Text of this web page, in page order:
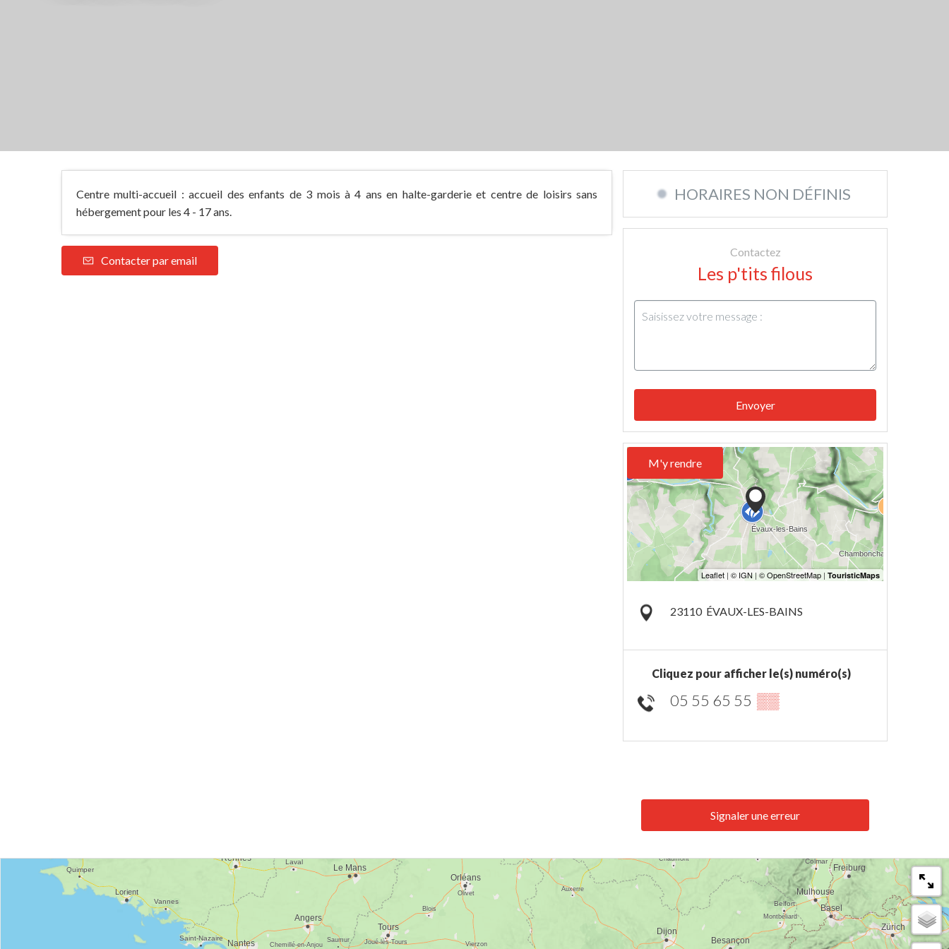
Centre multi-accueil : accueil des enfants de 3 mois à 4 ans en halte-garderie et centre de loisirs sans
hébergement pour les 4 - 17 ans.
Contacter par email
HORAIRES NON DÉFINIS
Contactez
Les p'tits filous
Envoyer
M'y rendre
23110 ÉVAUX-LES-BAINS
Cliquez pour afficher le(s) numéro(s)
05 55 65 55 ▒▒
Signaler une erreur